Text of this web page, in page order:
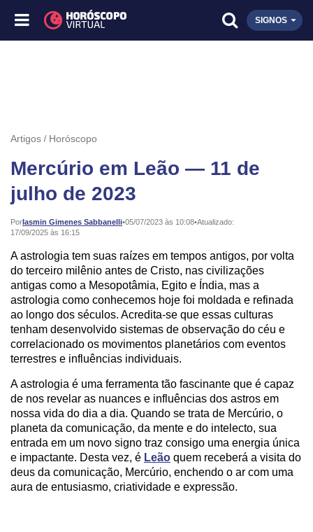
SIGNOS
Artigos Horóscopo
Mercúrio em Leão — 11 de
julho de 2023
PorIasmin Gimenes Sabbanelli•
Publicado: 05/07/2023 às 10:08•Atualizado:
17/09/2025 às 16:15
A astrologia tem suas raízes em tempos antigos, por volta
do terceiro milênio antes de Cristo, nas civilizações
antigas como a Mesopotâmia, Egito e Índia, mas a
astrologia como conhecemos hoje foi moldada e refinada
ao longo dos séculos. Acredita-se que essas culturas
tenham desenvolvido sistemas de observação do céu e
correlacionado os movimentos planetários com eventos
terrestres e influências individuais.
A astrologia é uma ferramenta tão fascinante que é capaz
de nos revelar as nuances e influências dos astros em
nossa vida do dia a dia. Quando se trata de Mercúrio, o
planeta da comunicação, da mente e do intelecto, sua
entrada em um novo signo traz consigo uma energia única
e impactante. Desta vez, é Leão quem receberá a visita do
deus da comunicação, Mercúrio, enchendo o ar com uma
aura de entusiasmo, criatividade e expressão.